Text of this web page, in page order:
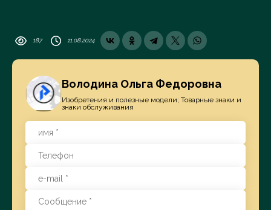
187 11.08.2024
Володина Ольга Федоровна
Изобретения и полезные модели; Товарные знаки и
знаки обслуживания